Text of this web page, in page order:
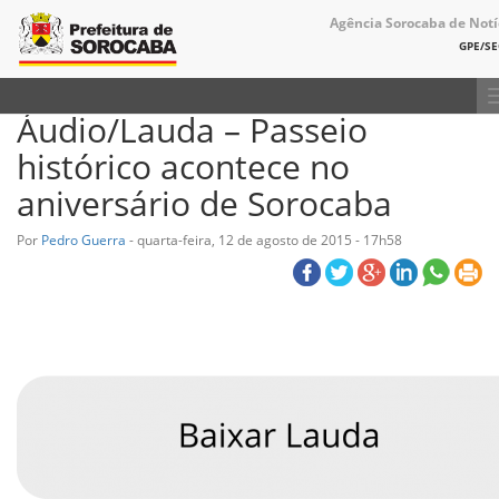
Agência Sorocaba de
GPE/
Áudio/Lauda – Passeio
histórico acontece no
aniversário de Sorocaba
Por Pedro Guerra -quarta-feira, 12 de agosto de 2015 - 17h58